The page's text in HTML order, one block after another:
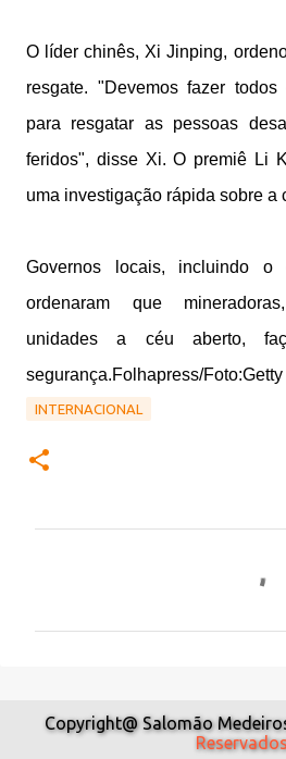
O líder chinês, Xi Jinping,
resgate. "Devemos fazer
para resgatar as pessoas
feridos", disse Xi. O premiê Li
uma investigação rápida sobre a
Governos locais, incluindo o
ordenaram que
unidades a céu aberto,
segurança.Folhapress/Foto:Getty
INTERNACIONAL
Copyright@ Salomão